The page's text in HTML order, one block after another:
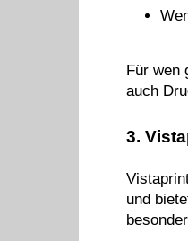
Für wen
auch
3.
und